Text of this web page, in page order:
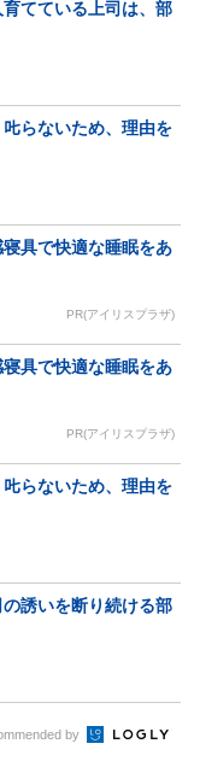
育てている上司は、部
らないため、理由を
寝具で快適な睡眠をあ
PR(アイリスプラザ)
寝具で快適な睡眠をあ
PR(アイリスプラザ)
らないため、理由を
誘いを断り続ける部
by